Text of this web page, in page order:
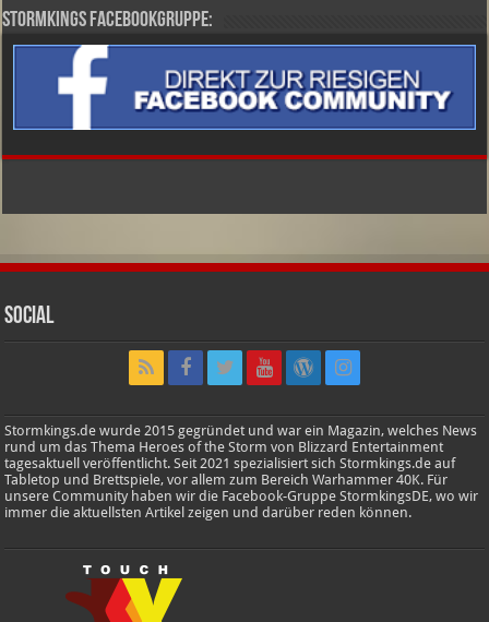
Stormkings Facebookgruppe:
Social
Stormkings.de wurde 2015 gegründet und war ein Magazin, welches News
rund um das Thema Heroes of the Storm von Blizzard Entertainment
tagesaktuell veröffentlicht. Seit 2021 spezialisiert sich Stormkings.de auf
Tabletop und Brettspiele, vor allem zum Bereich Warhammer 40K. Für
unsere Community haben wir die Facebook-Gruppe StormkingsDE, wo wir
immer die aktuellsten Artikel zeigen und darüber reden können.